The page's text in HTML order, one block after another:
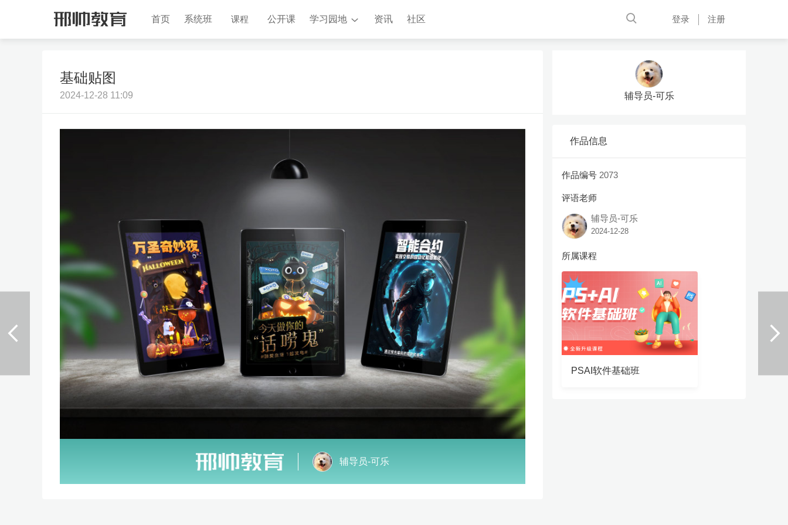
首页 系统班 课程 公开课 学习园地 资讯 社区 登录 注册
基础贴图
2024-12-28 11:09
辅导员-可乐
辅导员-可乐
作品信息
作品编号 2073
评语老师
辅导员-可乐
2024-12-28
所属课程
PSAI软件基础班